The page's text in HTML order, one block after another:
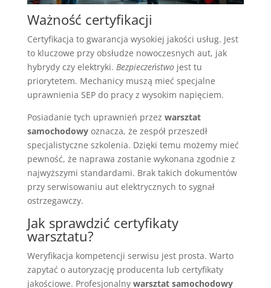
Ważność certyfikacji
Certyfikacja to gwarancja wysokiej jakości usług. Jest
to kluczowe przy obsłudze nowoczesnych aut, jak
hybrydy czy elektryki. Bezpieczeństwojest tu
priorytetem. Mechanicy muszą mieć specjalne
uprawnienia SEP do pracy z wysokim napięciem.
Posiadanie tych uprawnień przez warsztat
samochodowyoznacza, że zespół przeszedł
specjalistyczne szkolenia. Dzięki temu możemy mieć
pewność, że naprawa zostanie wykonana zgodnie z
najwyższymi standardami. Brak takich dokumentów
przy serwisowaniu aut elektrycznych to sygnał
ostrzegawczy.
Jak sprawdzić certyfikaty
warsztatu?
Weryfikacja kompetencji serwisu jest prosta. Warto
zapytać o autoryzację producenta lub certyfikaty
jakościowe. Profesjonalny warsztat samochodowy